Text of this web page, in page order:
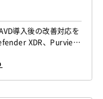
導入後の改善対応を
XDR、Purview